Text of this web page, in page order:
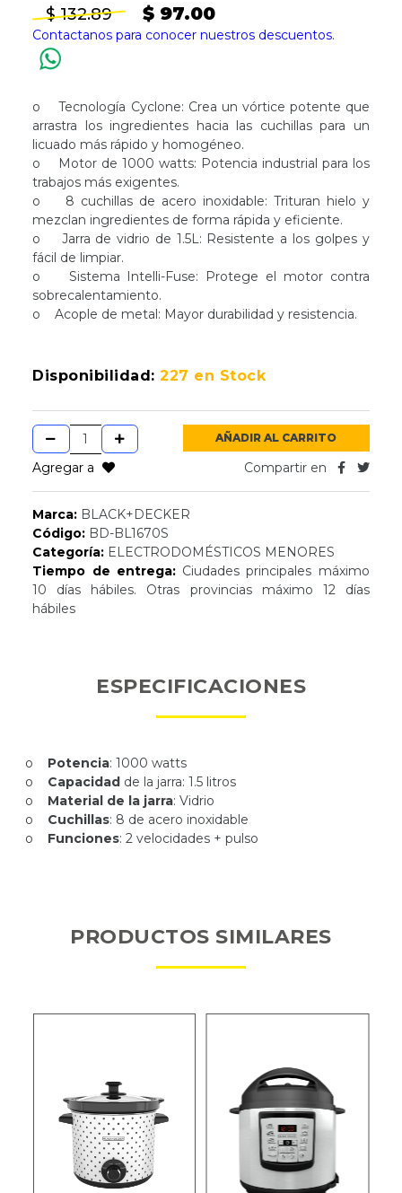
$ 132.89 $ 97.00
Contactanos para conocer nuestros descuentos.
o Tecnología Cyclone: Crea un vórtice potente que
arrastra los ingredientes hacia las cuchillas para un
licuado más rápido y homogéneo.
o Motor de 1000 watts: Potencia industrial para los
trabajos más exigentes.
o 8 cuchillas de acero inoxidable: Trituran hielo y
mezclan ingredientes de forma rápida y eficiente.
o Jarra de vidrio de 1.5L: Resistente a los golpes y
fácil de limpiar.
o Sistema Intelli-Fuse: Protege el motor contra
sobrecalentamiento.
o Acople de metal: Mayor durabilidad y resistencia.
Disponibilidad:227 en Stock
AÑADIR AL CARRITO
Agregar a Compartir en
Marca: BLACK+DECKER
Código: BD-BL1670S
Categoría: ELECTRODOMÉSTICOS MENORES
Tiempo de entrega:Ciudades principales máximo
10 días hábiles. Otras provincias máximo 12 días
hábiles
ESPECIFICACIONES
o Potencia: 1000 watts
o Capacidad de la jarra: 1.5 litros
o Material de la jarra: Vidrio
o Cuchillas: 8 de acero inoxidable
o Funciones: 2 velocidades + pulso
PRODUCTOS SIMILARES